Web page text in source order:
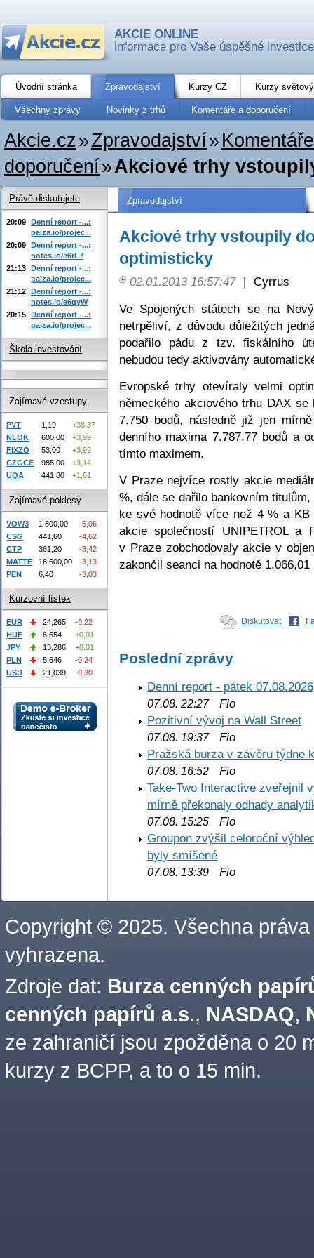
AKCIE ONLINE
informace pro Vaše úspěšné investice
Úvodní stránka Zpravodajství Kurzy CZ Kurzy
Všechny zprávy Novinky z trhů Komentáře a doporučení
Akcie.cz»Zpravodajství»
doporučení»Akciové trhy
Zpravodajství
Akciové trhy vstoupily
optimisticky
02.01.2013 16:57:47 | Cyrrus
Ve Spojených státech se na
netrpěliví, z důvodu důležitých
podařilo pádu z tzv. fiskálního
nebudou tedy aktivovány
Evropské trhy otevíraly velmi
německého akciového trhu DAX
7.750 bodů, následně již jen
denního maxima 7.787,77 bodů a
tímto maximem.
V Praze nejvíce rostly akcie
%, dále se dařilo bankovním
ke své hodnotě více než 4 % a
akcie společností UNIPETROL a
v Praze zobchodovaly akcie v
zakončil seanci na hodnotě
Diskutovat
Poslední zprávy
Denní report - pátek 07.08.2026
07.08. 22:27Fio
Pozitivní vývoj na Wall Street
07.08. 19:37Fio
Pražská burza v závěru týdne
07.08. 16:52 Fio
Take-Two Interactive zveřejnil
mírně překonaly odhady
07.08. 15:25 Fio
Groupon zvýšil celoroční
byly smíšené
07.08. 13:39 Fio
Právě diskutujete
20:09 Denní report -...:
paiza.io/projec...
20:09 Denní report -...:
notes.io/e6rL7
21:13 Denní report -...:
paiza.io/projec...
21:12 Denní report -...:
notes.io/e6qyW
20:15 Denní report -...:
paiza.io/projec...
Škola investování
Zajímavé vzestupy
PVT 1,19
+38,37
NLOK
600,00
+3,99
FIXZO
53,00
+3,92
CZGCE
985,00
+3,14
UQA
441,80 +1,61
Zajímavé poklesy
VOW3 1 800,00
-5,06
CSG
441,60
-4,62
CTP
361,20
-3,42
MATTE
18 600,00
-3,13
PEN
6,40 -3,03
Kurzovní lístek
EUR 24,265
-0,22
HUF
6,654
+0,01
JPY
13,286
+0,01
PLN
5,646
-0,24
USD
21,039 -0,30
Copyright © 2025. Všechna práva
vyhrazena.
Zdroje dat: Burza cenných
cenných papírů a.s., NASDAQ,
ze zahraničí jsou zpožděna o 20
kurzy z BCPP, a to o 15 min.